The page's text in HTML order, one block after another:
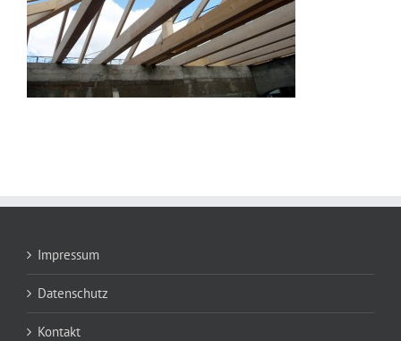
Impressum
Datenschutz
Kontakt